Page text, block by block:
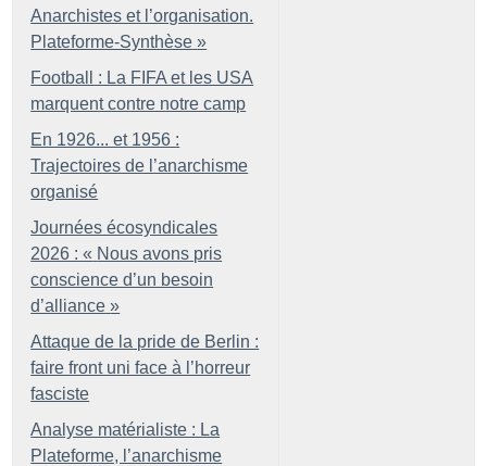
Anarchistes et l’organisation.
Plateforme-Synthèse »
Football : La FIFA et les USA
marquent contre notre camp
En 1926... et 1956 :
Trajectoires de l’anarchisme
organisé
Journées écosyndicales
2026 : « Nous avons pris
conscience d’un besoin
d’alliance »
Attaque de la pride de Berlin :
faire front uni face à l’horreur
fasciste
Analyse matérialiste : La
Plateforme, l’anarchisme